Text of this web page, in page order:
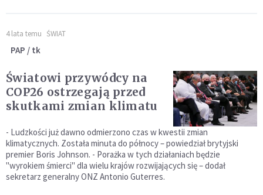
4 lata temu ŚWIAT
PAP / tk
Światowi przywódcy na
COP26 ostrzegają przed
skutkami zmian klimatu
- Ludzkości już dawno odmierzono czas w kwestii zmian
klimatycznych. Została minuta do północy – powiedział brytyjski
premier Boris Johnson. - Porażka w tych działaniach będzie
"wyrokiem śmierci" dla wielu krajów rozwijających się – dodał
sekretarz generalny ONZ Antonio Guterres.